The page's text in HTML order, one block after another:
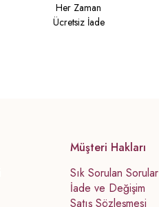
Her Zaman
Ücretsiz İade
Müşteri Hakları
Sık Sorulan Sorular
İade ve Değişim
Satış Sözleşmesi